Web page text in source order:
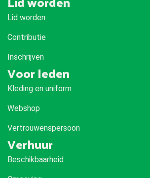
Lid worden
Contributie
Inschrijven
Voor leden
Kleding en uniform
Webshop
Vertrouwenspersoon
Verhuur
Beschikbaarheid